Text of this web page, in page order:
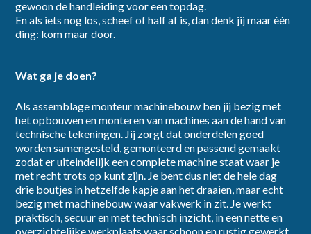
gewoon de handleiding voor een topdag.
En als iets nog los, scheef of half af is, dan denk jij maar één
ding: kom maar door.
Wat ga je doen?
Als assemblage monteur machinebouw ben jij bezig met
het opbouwen en monteren van machines aan de hand van
technische tekeningen. Jij zorgt dat onderdelen goed
worden samengesteld, gemonteerd en passend gemaakt
zodat er uiteindelijk een complete machine staat waar je
met recht trots op kunt zijn. Je bent dus niet de hele dag
drie boutjes in hetzelfde kapje aan het draaien, maar echt
bezig met machinebouw waar vakwerk in zit. Je werkt
praktisch, secuur en met technisch inzicht, in een nette en
overzichtelijke werkplaats waar schoon en rustig gewerkt
category
provincie
Ik ga akkoord met hetprivacybeleid